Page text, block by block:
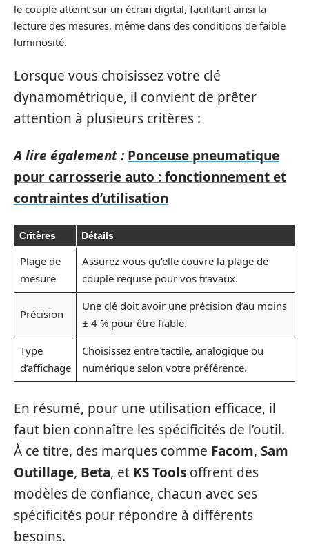
le couple atteint sur un écran digital, facilitant ainsi la
lecture des mesures, même dans des conditions de faible
luminosité.
Lorsque vous choisissez votre clé
dynamométrique, il convient de prêter
attention à plusieurs critères :
A lire également : Ponceuse pneumatique
pour carrosserie auto : fonctionnement et
contraintes d’utilisation
Critères Détails
Plage de
mesure
Assurez-vous qu’elle couvre la plage de
couple requise pour vos travaux.
Précision
Une clé doit avoir une précision d’au moins
± 4 % pour être fiable.
Type
d’affichage
Choisissez entre tactile, analogique ou
numérique selon votre préférence.
En résumé, pour une utilisation efficace, il
faut bien connaître les spécificités de l’outil.
À ce titre, des marques comme Facom, Sam
Outillage, Beta, et KS Tools offrent des
modèles de confiance, chacun avec ses
spécificités pour répondre à différents
besoins.